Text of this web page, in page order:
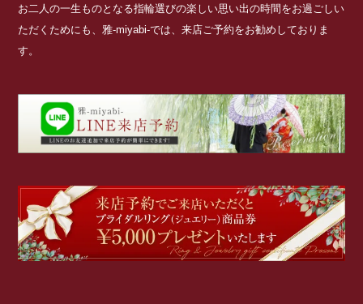
お二人の一生ものとなる指輪選びの楽しい思い出の時間をお過ごしい
ただくためにも、雅-miyabi-では、来店ご予約をお勧めしておりま
す。